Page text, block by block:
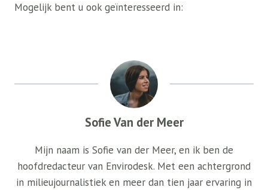
Mogelijk bent u ook geïnteresseerd in:
Sofie Van der Meer
Mijn naam is Sofie van der Meer, en ik ben de
hoofdredacteur van Envirodesk. Met een achtergrond
in milieujournalistiek en meer dan tien jaar ervaring in